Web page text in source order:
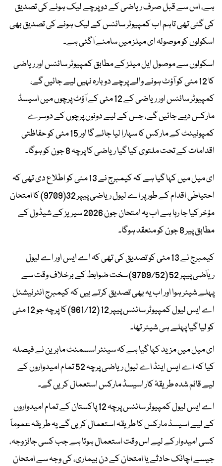
ہے، اس سے قبل صرف ریاضی کے دو پرچے لیک ہونے کی تصدیق
کی گئی تھی تاہم اب کمپیوٹر سائنس کے لیک ہونے کی تصدیق بھی
اسکولوں کو موصولہ ای میلز میں سامنے آگئی ہے۔
اسکولوں سے موصول ایل میلز کے مطابق کمپیوٹر سائنس اور ریاضی
کا 12 مئی کو آؤٹ ہونے والے پرچے دوبارہ نہیں لیے جائیں گے،
کمپیوٹر سائنس اور ریاضی کے 12 مئی کے آؤٹ پرچوں میں اسیسڈ
مارکس دیے جائیں گے، جس کے لیے دونوں پرچوں کے دوسرے
کمپونینٹ کے مارکس کا سہارا لیا جائے گا اور 15 مئی کو حفاظتی
اقدامات کے تحت ملتوی کیا گیا ریاضی کا پرچہ 8 جون کو ہوگا۔
ای میل میں کہا گیا ہے کہ کیمبرج نے 13 مئی کو اطلاع دی تھی کہ
احتیاطی اقدام کے طور پر اے لیول ریاضی پیپر 32(9709) کا امتحان
مؤخر کیا جا رہا ہے اب یہ امتحان جون 2026 سیریز کے شیڈول کے
مطابق پیر 8 جون کو منعقد ہوگا۔
کیمبرج نے 13 مئی کو تصدیق کی تھی کہ اے ایس اور اے لیول
ریاؔضی پیپر 52 (9709/52) سخت ضوابط کے برخلاف وقت سے
پہلے شیئر ہوا اور اب یہ بھی تصدیق کرتے ہیں کہ کیمبرج انٹرنیشنل
اے ایس لیول کمپیوٹر سائنس پیپر 12 (961/12) کا پرچہ جو 12 مئی
کو لیا گیا پہلے ہی شیئر تھا۔
ای میل میں مزید کہا گیا ہے کہ سینئر اسسمنٹ ماہرین نے فیصلہ
کیا کہ اے ایس اینڈ اے لیول ریاضی پرچہ 52 تمام امیدواروں کے
لیے قائم شدہ طریقۂ کار اسیسڈ مارکس استعمال کریں گے۔
اے ایس لیول کمپیوٹر سائنس پرچہ 12 پاکستان کے تمام امیدواروں
کے لیے اسیسڈ مارکس کا طریقہ استعمال کریں گے یہ طریقہ عموماً
کسی امیدوار کے لیے اس وقت استعمال ہوتا ہے جب کسی جائز وجہ،
جیسے اچانک حادثے یا امتحان کے دن بیماری، کی وجہ سے امتحان